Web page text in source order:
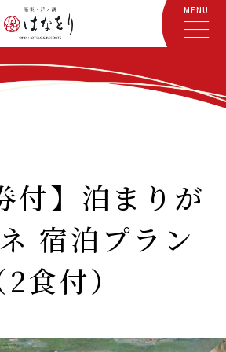
MENU
付】泊まりが
宿泊プラン
2食付）